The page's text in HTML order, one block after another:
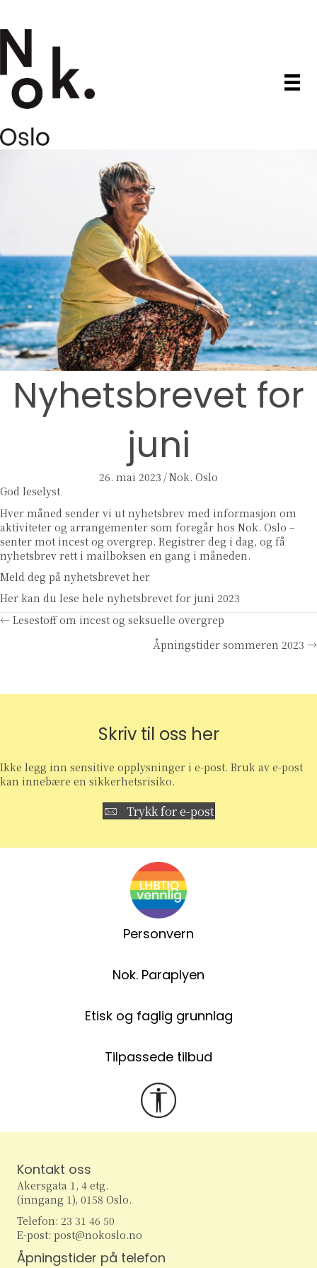
Nyhetsbrevet for
juni
26. mai 2023 /Nok. Oslo
God leselyst
Hver måned sender vi ut nyhetsbrev med informasjon om
aktiviteter og arrangementer som foregår hos Nok. Oslo –
senter mot incest og overgrep. Registrer deg i dag, og få
nyhetsbrev rett i mailboksen en gang i måneden.
Meld deg på nyhetsbrevet her
Her kan du lese hele nyhetsbrevet for juni 2023
Posts
← Lesestoff om incest og seksuelle overgrep
Åpningstider sommeren 2023 →
Skriv til oss her
Ikke legg inn sensitive opplysninger i e-post. Bruk av e-post
kan innebære en sikkerhetsrisiko.
Trykk for e-post
Personvern
Nok. Paraplyen
Etisk og faglig grunnlag
Tilpassede tilbud
Kontakt oss
Akersgata 1, 4 etg.
(inngang 1), 0158 Oslo.
Telefon: 23 31 46 50
E-post: post@nokoslo.no
Åpningstider på telefon